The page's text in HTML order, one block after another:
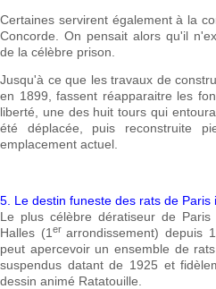
Certaines servirent également à la
Concorde. On pensait alors qu'il
de la célèbre prison.
Jusqu'à ce que les travaux de
en 1899, fassent réapparaitre les
liberté, une des huit tours qui
été déplacée, puis reconstruite
emplacement actuel.
5. Le destin funeste des rats de Paris
Le plus célèbre dératiseur de
Halles (1 er arrondissement) depuis
peut apercevoir un ensemble de
suspendus datant de 1925 et
dessin animé Ratatouille.